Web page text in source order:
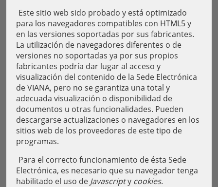
Este sitio web sido probado y está optimizado
para los navegadores compatibles con HTML5 y
en las versiones soportadas por sus fabricantes.
La utilización de navegadores diferentes o de
versiones no soportadas ya por sus propios
fabricantes podría dar lugar al acceso y
visualización del contenido de la Sede Electrónica
de VIANA, pero no se garantiza una total y
adecuada visualización o disponibilidad de
documentos u otras funcionalidades. Pueden
descargarse actualizaciones o navegadores en los
sitios web de los proveedores de este tipo de
programas.
Para el correcto funcionamiento de ésta Sede
Electrónica, es necesario que su navegador tenga
habilitado el uso de Javascripty cookies.